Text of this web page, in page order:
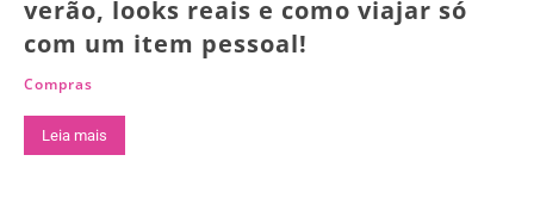
verão, looks reais e como viajar só
com um item pessoal!
Compras
Leia mais